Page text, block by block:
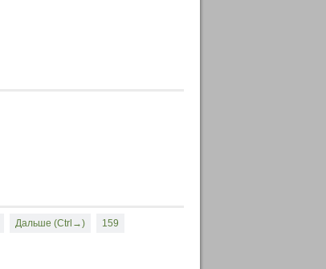
Дальше (Ctrl→) 159